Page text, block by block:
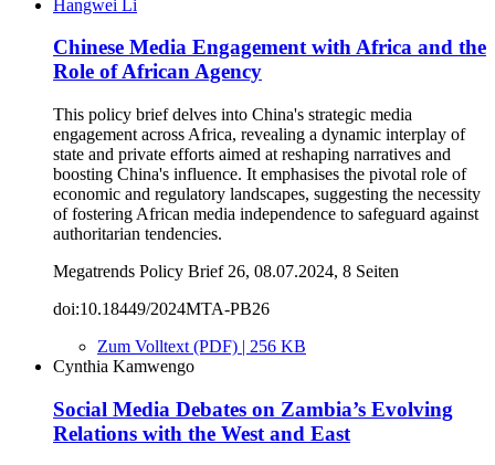
Hangwei Li
Chinese Media Engagement with Africa and the
Role of African Agency
This policy brief delves into China's strategic media
engagement across Africa, revealing a dynamic interplay of
state and private efforts aimed at reshaping narratives and
boosting China's influence. It emphasises the pivotal role of
economic and regulatory landscapes, suggesting the necessity
of fostering African media independence to safeguard against
authoritarian tendencies.
Megatrends Policy Brief 26, 08.07.2024, 8 Seiten
doi:10.18449/2024MTA-PB26
Zum Volltext (PDF) | 256 KB
Cynthia Kamwengo
Social Media Debates on Zambia’s Evolving
Relations with the West and East